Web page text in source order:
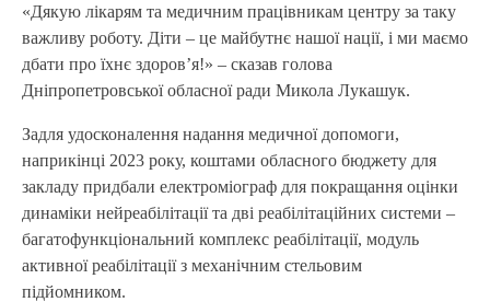
«Дякую лікарям та медичним працівникам центру за таку
важливу роботу. Діти – це майбутнє нашої нації, і ми маємо
дбати про їхнє здоровʼя!» – сказав голова
Дніпропетровської обласної ради Микола Лукашук.
Задля удосконалення надання медичної допомоги,
наприкінці 2023 року, коштами обласного бюджету для
закладу придбали електроміограф для покращання оцінки
динаміки нейреабілітації та дві реабілітаційних системи –
багатофункціональний комплекс реабілітації, модуль
активної реабілітації з механічним стельовим
підйомником.